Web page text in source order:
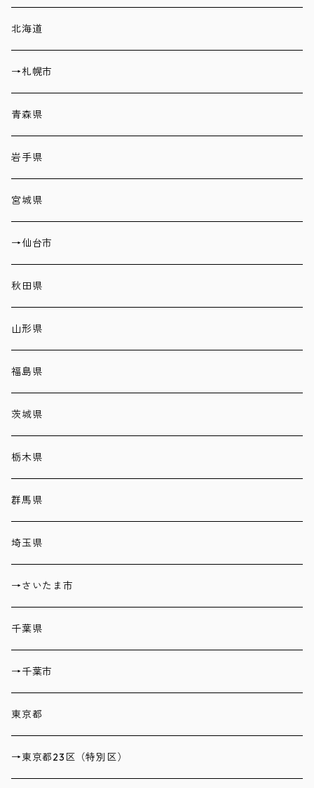
北海道
→札幌市
青森県
岩手県
宮城県
→仙台市
秋田県
山形県
福島県
茨城県
栃木県
群馬県
埼玉県
→さいたま市
千葉県
→千葉市
東京都
→東京都23区（特別区）